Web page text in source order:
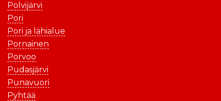
Polvijärvi
Pori
Pori ja lähialue
Pornainen
Porvoo
Pudasjärvi
Punavuori
Pyhtää